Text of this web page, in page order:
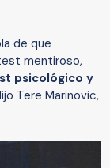
de que
mentiroso,
psicológico y
Tere Marinovic,